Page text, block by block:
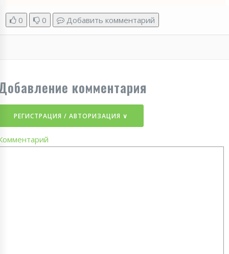
0 0 Добавить комментарий
комментария
РЕГИСТРАЦИЯ / АВТОРИЗАЦИЯ ∨